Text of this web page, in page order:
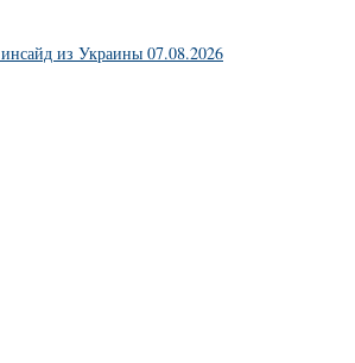
из Украины 07.08.2026